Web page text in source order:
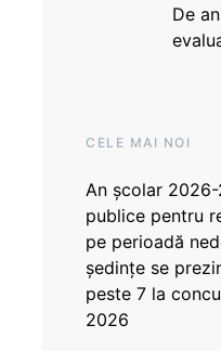
De
CELE MAI NOI
An școlar
publice pentru
pe perioadă
ședințe se
peste 7 la
2026